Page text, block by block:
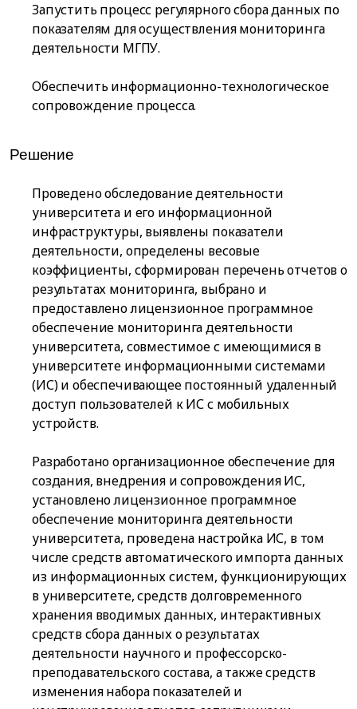
Запустить процесс регулярного сбора данных по
показателям для осуществления мониторинга
деятельности МГПУ.
Обеспечить информационно-технологическое
сопровождение процесса.
Решение
Проведено обследование деятельности
университета и его информационной
инфраструктуры, выявлены показатели
деятельности, определены весовые
коэффициенты, сформирован перечень отчетов о
результатах мониторинга, выбрано и
предоставлено лицензионное программное
обеспечение мониторинга деятельности
университета, совместимое с имеющимися в
университете информационными системами
(ИС) и обеспечивающее постоянный удаленный
доступ пользователей к ИС с мобильных
устройств.
Разработано организационное обеспечение для
создания, внедрения и сопровождения ИС,
установлено лицензионное программное
обеспечение мониторинга деятельности
университета, проведена настройка ИС, в том
числе средств автоматического импорта данных
из информационных систем, функционирующих
в университете, средств долговременного
хранения вводимых данных, интерактивных
средств сбора данных о результатах
деятельности научного и профессорско-
преподавательского состава, а также средств
изменения набора показателей и